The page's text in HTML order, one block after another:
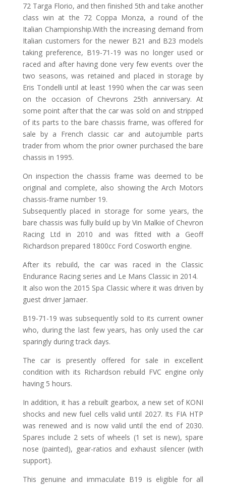
72 Targa Florio, and then finished 5th and take another
class win at the 72 Coppa Monza, a round of the
Italian Championship.With the increasing demand from
Italian customers for the newer B21 and B23 models
taking preference, B19-71-19 was no longer used or
raced and after having done very few events over the
two seasons, was retained and placed in storage by
Eris Tondelli until at least 1990 when the car was seen
on the occasion of Chevrons 25th anniversary. At
some point after that the car was sold on and stripped
of its parts to the bare chassis frame, was offered for
sale by a French classic car and autojumble parts
trader from whom the prior owner purchased the bare
chassis in 1995.
On inspection the chassis frame was deemed to be
original and complete, also showing the Arch Motors
chassis-frame number 19.
Subsequently placed in storage for some years, the
bare chassis was fully build up by Vin Malkie of Chevron
Racing Ltd in 2010 and was fitted with a Geoff
Richardson prepared 1800cc Ford Cosworth engine.
After its rebuild, the car was raced in the Classic
Endurance Racing series and Le Mans Classic in 2014.
It also won the 2015 Spa Classic where it was driven by
guest driver Jamaer.
B19-71-19 was subsequently sold to its current owner
who, during the last few years, has only used the car
sparingly during track days.
The car is presently offered for sale in excellent
condition with its Richardson rebuild FVC engine only
having 5 hours.
In addition, it has a rebuilt gearbox, a new set of KONI
shocks and new fuel cells valid until 2027. Its FIA HTP
was renewed and is now valid until the end of 2030.
Spares include 2 sets of wheels (1 set is new), spare
nose (painted), gear-ratios and exhaust silencer (with
support).
This genuine and immaculate B19 is eligible for all